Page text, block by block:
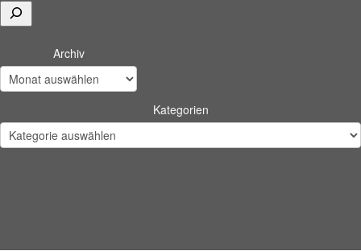
Suchen
Archiv
Kategorien